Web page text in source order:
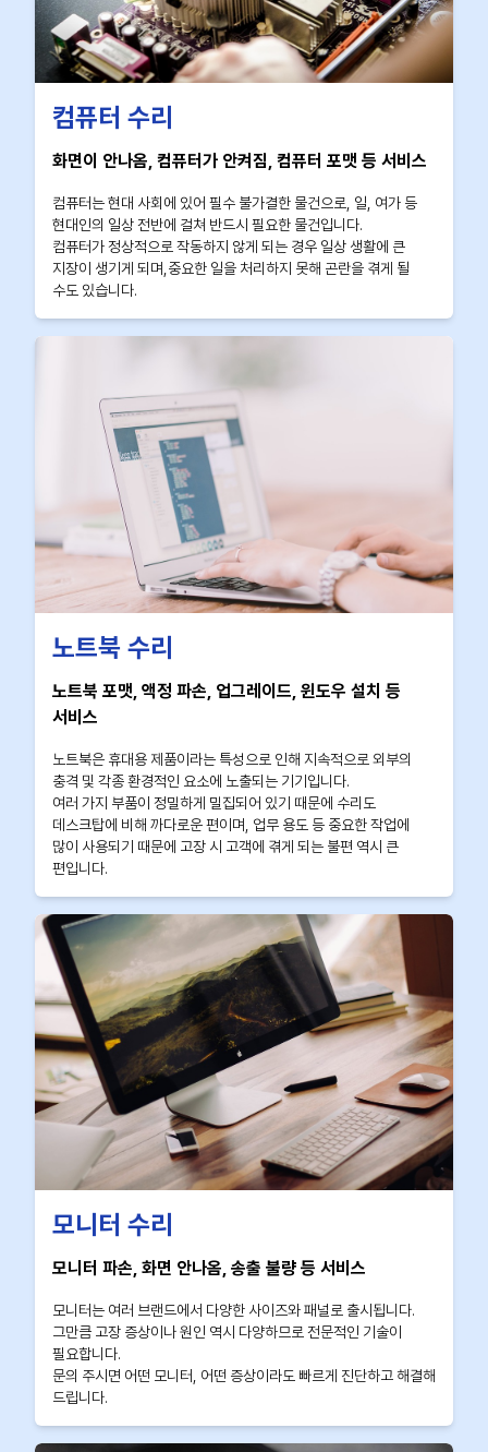
컴퓨터 수리
화면이 안나옴, 컴퓨터가 안켜짐, 컴퓨터 포맷 등 서비스
컴퓨터는 현대 사회에 있어 필수 불가결한 물건으로, 일, 여가 등
현대인의 일상 전반에 걸쳐 반드시 필요한 물건입니다.
컴퓨터가 정상적으로 작동하지 않게 되는 경우 일상 생활에 큰
지장이 생기게 되며,중요한 일을 처리하지 못해 곤란을 겪게 될
수도 있습니다.
노트북 수리
노트북 포맷, 액정 파손, 업그레이드, 윈도우 설치 등
서비스
노트북은 휴대용 제품이라는 특성으로 인해 지속적으로 외부의
충격 및 각종 환경적인 요소에 노출되는 기기입니다.
여러 가지 부품이 정밀하게 밀집되어 있기 때문에 수리도
데스크탑에 비해 까다로운 편이며, 업무 용도 등 중요한 작업에
많이 사용되기 때문에 고장 시 고객에 겪게 되는 불편 역시 큰
편입니다.
모니터 수리
모니터 파손, 화면 안나옴, 송출 불량 등 서비스
모니터는 여러 브랜드에서 다양한 사이즈와 패널로 출시됩니다.
그만큼 고장 증상이나 원인 역시 다양하므로 전문적인 기술이
필요합니다.
문의 주시면 어떤 모니터, 어떤 증상이라도 빠르게 진단하고 해결해
드립니다.